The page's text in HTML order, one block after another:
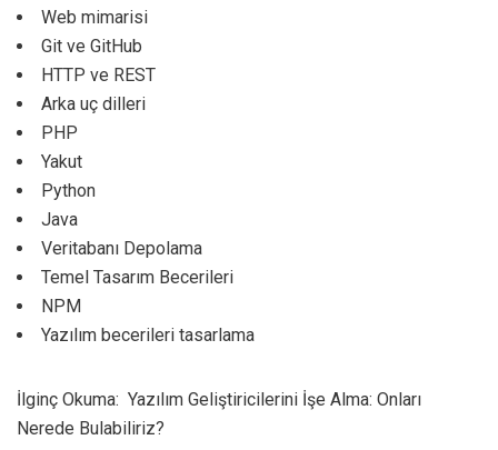
Web mimarisi
Git ve GitHub
HTTP ve REST
Arka uç dilleri
PHP
Yakut
Python
Java
Veritabanı Depolama
Temel Tasarım Becerileri
NPM
Yazılım becerileri tasarlama
İlginç Okuma: Yazılım Geliştiricilerini İşe Alma: Onları
Nerede Bulabiliriz?